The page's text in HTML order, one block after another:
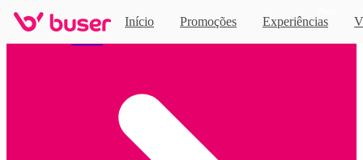
Início Promoções Experiências